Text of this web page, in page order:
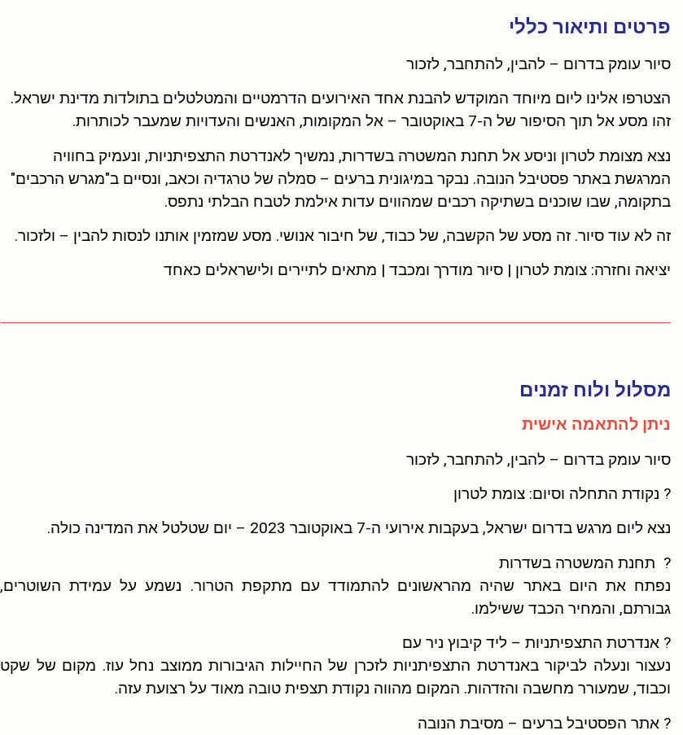
פרטים ותיאור כללי
סיור עומק בדרום – להבין, להתחבר, לזכור
הצטרפו אלינו ליום מיוחד המוקדש להבנת אחד האירועים הדרמטיים והמטלטלים בתולדות מדינת ישראל.
זהו מסע אל תוך הסיפור של ה-7 באוקטובר – אל המקומות, האנשים והעדויות שמעבר לכותרות.
נצא מצומת לטרון וניסע אל תחנת המשטרה בשדרות, נמשיך לאנדרטת התצפיתניות, ונעמיק בחוויה
המרגשת באתר פסטיבל הנובה. נבקר במיגונית ברעים – סמלה של טרגדיה וכאב, ונסיים ב"מגרש הרכבים"
בתקומה, שבו שוכנים בשתיקה רכבים שמהווים עדות אילמת לטבח הבלתי נתפס.
זה לא עוד סיור. זה מסע של הקשבה, של כבוד, של חיבור אנושי. מסע שמזמין אותנו לנסות להבין – ולזכור.
יציאה וחזרה: צומת לטרון | סיור מודרך ומכבד | מתאים לתיירים ולישראלים כאחד
מסלול ולוח זמנים
ניתן להתאמה אישית
סיור עומק בדרום – להבין, להתחבר, לזכור
? נקודת התחלה וסיום: צומת לטרון
נצא ליום מרגש בדרום ישראל, בעקבות אירועי ה-7 באוקטובר 2023 – יום שטלטל את המדינה כולה.
? תחנת המשטרה בשדרות
נפתח את היום באתר שהיה מהראשונים להתמודד עם מתקפת הטרור. נשמע על עמידת השוטרים,
גבורתם, והמחיר הכבד ששילמו.
? אנדרטת התצפיתניות – ליד קיבוץ ניר עם
נעצור ונעלה לביקור באנדרטת התצפיתניות לזכרן של החיילות הגיבורות ממוצב נחל עוז. מקום של שקט
וכבוד, שמעורר מחשבה והזדהות. המקום מהווה נקודת תצפית טובה מאוד על רצועת עזה.
? אתר הפסטיבל ברעים – מסיבת הנובה